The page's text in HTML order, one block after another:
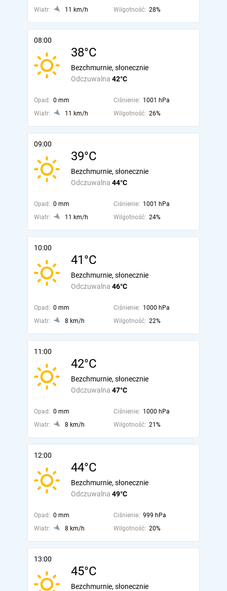
Wiatr: 11 km/h Wilgotność: 28%
08:00
38°C
Odczuwalna 42°C
Bezchmurnie, słonecznie
Opad: 0 mm Ciśnienie: 1001 hPa
Wiatr:
11 km/h Wilgotność: 26%
09:00
39°C
Odczuwalna 44°C
Bezchmurnie, słonecznie
Opad: 0 mm Ciśnienie: 1001 hPa
Wiatr:
11 km/h Wilgotność: 24%
10:00
41°C
Odczuwalna 46°C
Bezchmurnie, słonecznie
Opad: 0 mm Ciśnienie: 1000 hPa
Wiatr:
8 km/h Wilgotność: 22%
11:00
42°C
Odczuwalna 47°C
Bezchmurnie, słonecznie
Opad: 0 mm Ciśnienie: 1000 hPa
Wiatr:
8 km/h Wilgotność: 21%
12:00
44°C
Odczuwalna 49°C
Bezchmurnie, słonecznie
Opad: 0 mm Ciśnienie: 999 hPa
Wiatr:
8 km/h Wilgotność: 20%
13:00
45°C
Bezchmurnie, słonecznie